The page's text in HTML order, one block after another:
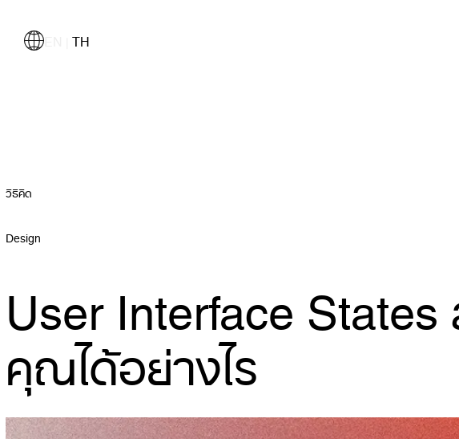
TH
วิธีคิด
Design
User Interface
คุณได้อย่างไร